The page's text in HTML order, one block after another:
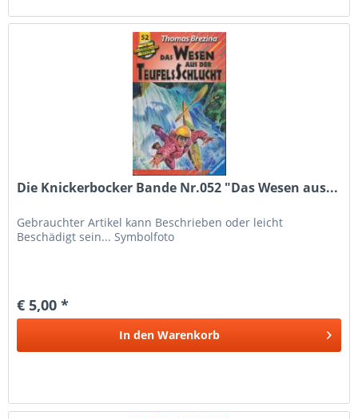
Die Knickerbocker Bande Nr.052 "Das Wesen aus...
Gebrauchter Artikel kann Beschrieben oder leicht
Beschädigt sein... Symbolfoto
€ 5,00 *
In den Warenkorb